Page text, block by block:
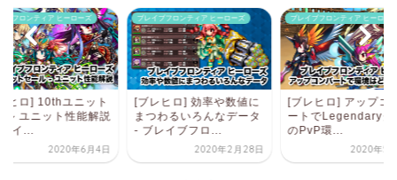
ブフロンティア ヒーローズ
ヒロ] 10thユニット
ル ユニット性能解説
イ...
2020年6月4日
ブレイブフロンティア ヒーローズ
[ブレヒロ] 効率や数値に
まつわるいろんなデータ
- ブレイブフロ...
2020年2月28日
ブレイブフロンティア ヒーロー
[ブレヒロ] アップコ
ートでLegendaryク
のPvP環...
2020年5